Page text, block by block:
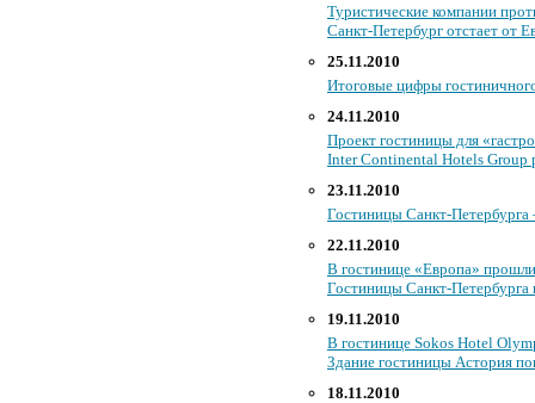
Туристические компании
Санкт-Петербург отстает от
25.11.2010
Итоговые цифры
24.11.2010
Проект гостиницы для
Inter Continental Hotels Group
23.11.2010
Гостиницы Санкт-Петербурга
22.11.2010
В гостинице «Европа»
Гостиницы Санкт-
19.11.2010
В гостинице Sokos Hotel
Здание гостиницы Астория
18.11.2010